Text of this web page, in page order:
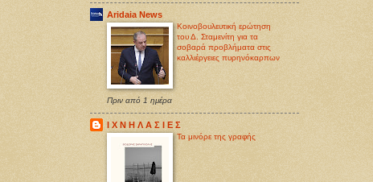
Aridaia News
Κοινοβουλευτική ερώτηση
του Δ. Σταμενίτη για τα
σοβαρά προβλήματα στις
καλλιέργειες πυρηνόκαρπων
Πριν από 1 ημέρα
Ι Χ Ν Η Λ Α Σ Ι Ε Σ
Τα μινόρε της γραφής